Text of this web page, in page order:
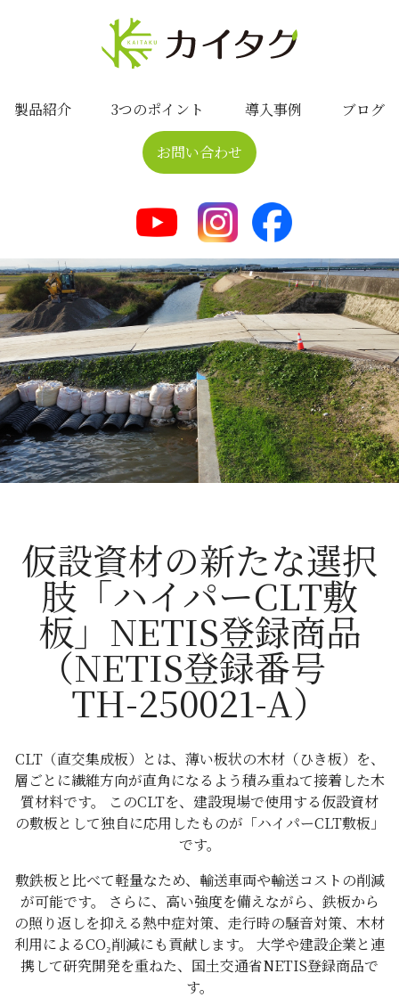
製品紹介 3つのポイント 導入事例 ブログ
お問い合わせ
仮設資材の新たな選択
肢「ハイパーCLT敷
板」NETIS登録商品
（NETIS登録番号
TH-250021-A）
CLT（直交集成板）とは、薄い板状の木材（ひき板）を、
層ごとに繊維方向が直角になるよう積み重ねて接着した木
質材料です。 このCLTを、建設現場で使用する仮設資材
の敷板として独自に応用したものが「ハイパーCLT敷板」
です。
敷鉄板と比べて軽量なため、輸送車両や輸送コストの削減
が可能です。 さらに、高い強度を備えながら、鉄板から
の照り返しを抑える熱中症対策、走行時の騒音対策、木材
利用によるCO₂削減にも貢献します。 大学や建設企業と連
携して研究開発を重ねた、国土交通省NETIS登録商品で
す。